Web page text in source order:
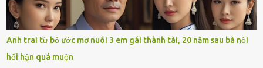
sẽ kể cho em nghe cả tuần không hết chuyện.” – Ông Minh cười
hiền, vuốt tóc vợ. Bà Hạnh nhìn chồng và con gái ríu rít chuẩn bị mà
lòng cũng rộn ràng. Bà vốn ít có dịp đi xa vì còn bận buôn bán ở chợ,
nên lần này cũng đành ở nhà. Thảo ôm chầm lấy mẹ trước khi đi:
“Con sẽ nhặt thật nhiều vỏ sò cho mẹ nhé!” Chiếc xe khách lăn
Anh trai từ bỏ ước mơ nuôi 3 em gái thành tài, 20 năm sau bà nội
hối hận quá muộn